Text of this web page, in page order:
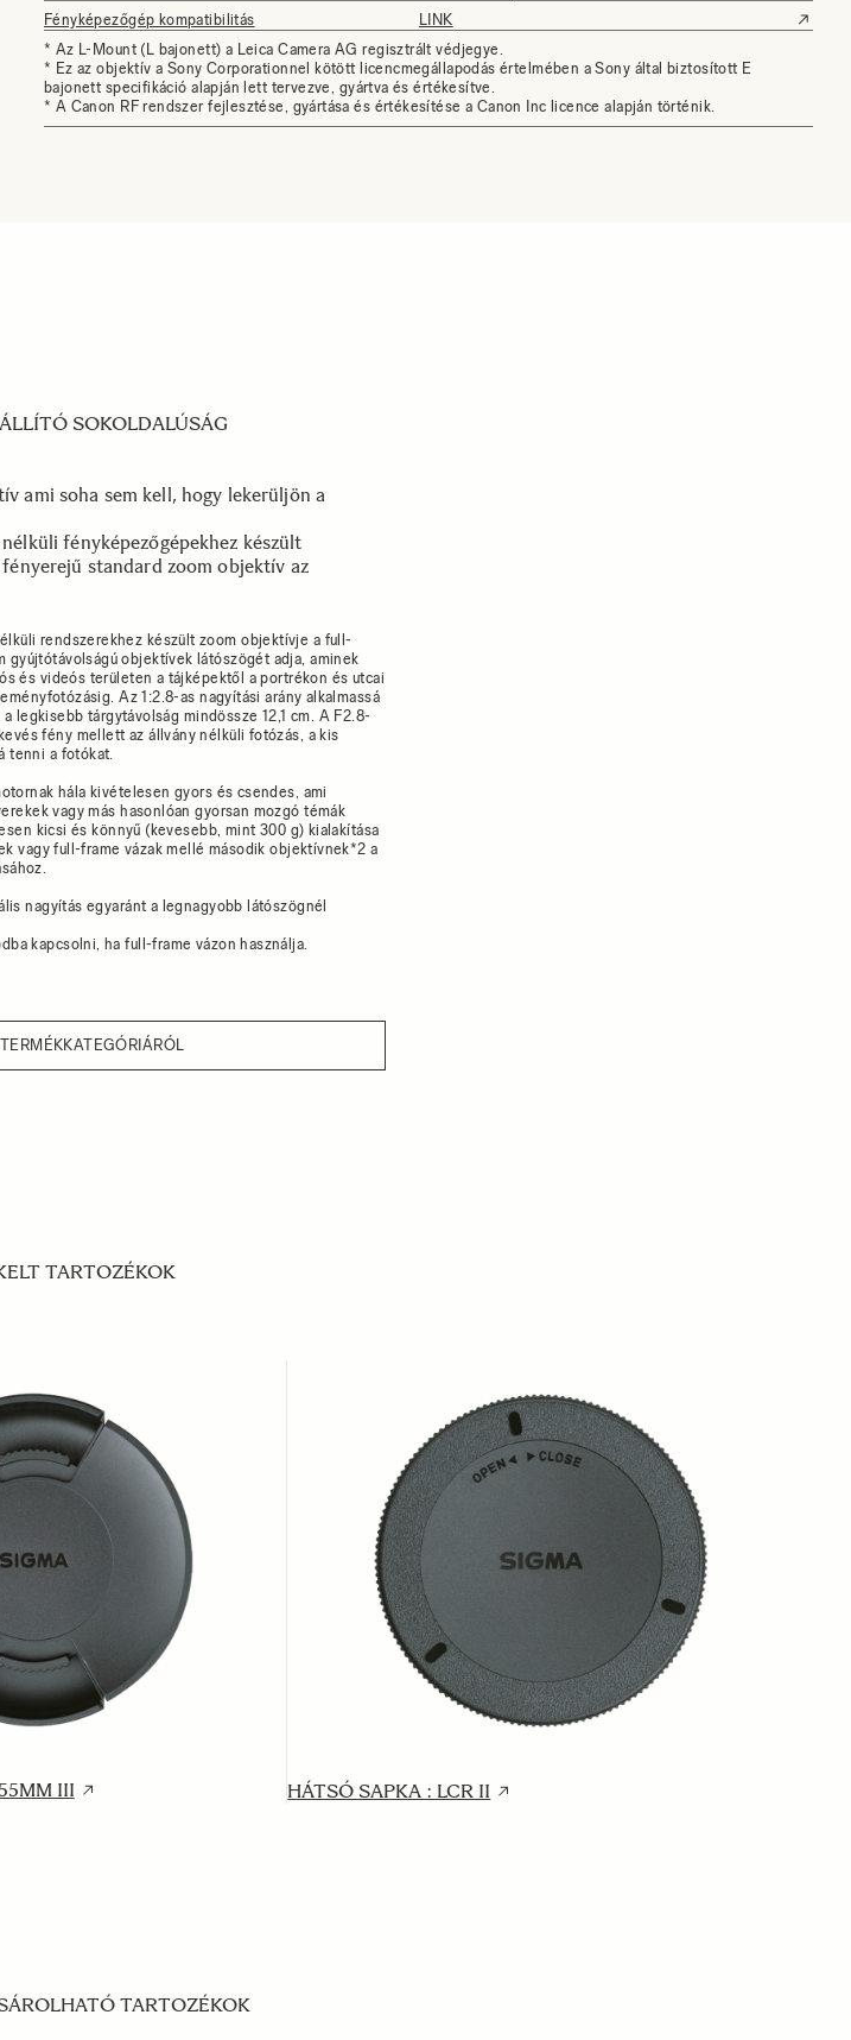
Fényképezőgép kompatibilitás
LINK
* Az L-Mount (L bajonett) a Leica Camera AG regisztrált védjegye.
* Ez az objektív a Sony Corporationnel kötött licencmegállapodás értelmében a Sony által biztosított E
bajonett specifikáció alapján lett tervezve, gyártva és értékesítve.
* A Canon RF rendszer fejlesztése, gyártása és értékesítése a Canon Inc licence alapján történik.
SOKOLDALÚSÁG
ami soha sem kell, hogy lekerüljön a
fényképezőgépekhez készült
standard zoom objektív az
rendszerekhez készült zoom objektívje a full-
gyújtótávolságú objektívek látószögét adja, aminek
és videós területen a tájképektől a portrékon és utcai
Az 1:2.8-as nagyítási arány alkalmassá
legkisebb tárgytávolság mindössze 12,1 cm. A F2.8-
fény mellett az állvány nélküli fotózás, a kis
tenni a fotókat.
hála kivételesen gyors és csendes, ami
vagy más hasonlóan gyorsan mozgó témák
kicsi és könnyű (kevesebb, mint 300 g) kialakítása
vagy full-frame vázak mellé második objektívnek*2 a
nagyítás egyaránt a legnagyobb látószögnél
kapcsolni, ha full-frame vázon használja.
TARTOZÉKOK
III HÁTSÓ SAPKA : LCR II
TARTOZÉKOK